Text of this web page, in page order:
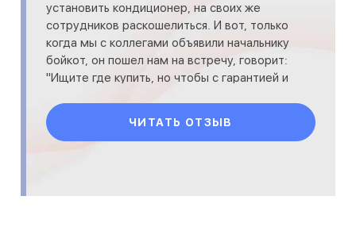
установить кондиционер, на своих же
сотрудников раскошелиться. И вот, только
когда мы с коллегами объявили начальнику
бойкот, он пошел нам на встречу, говорит:
"Ищите где купить, но чтобы с гарантией и
ЧИТАТЬ ОТЗЫВ